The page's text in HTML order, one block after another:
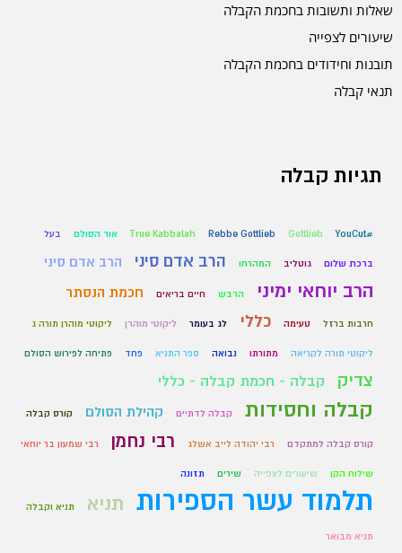
שאלות ותשובות בחכמת הקבלה
שיעורים לצפייה
תובנות וחידודים בחכמת הקבלה
תנאי קבלה
תגיות קבלה
#YouCut
Gottlieb
Rebbe Gottlieb
True Kabbalah אור הסולם בעל
ברכת שלום גוטליב המהרחו הרב אדם סיני הרב אדם סיני
הרב יוחאי ימיני הרבש חיים בריאים חכמת הנסתר
חרבות ברזל טעימה כללי לג בעומר ליקוטי מוהרן ליקוטי מוהרן תורה ג
ליקוטי תורה לקריאה מתורתו נבואה ספר התניא פחד פתיחה לפירוש הסולם
צדיק קבלה - חכמת קבלה - כללי
קבלה וחסידות קבלה לדתיים קהילת הסולם קורס קבלה
קורס קבלה למתקדם רבי יהודה לייב אשלג רבי נחמן רבי שמעון בר יוחאי
שילוח הקן שיעורים לצפייה שירים תזונה
תלמוד עשר הספירות תניא תניא וקבלה
תניא מבואר